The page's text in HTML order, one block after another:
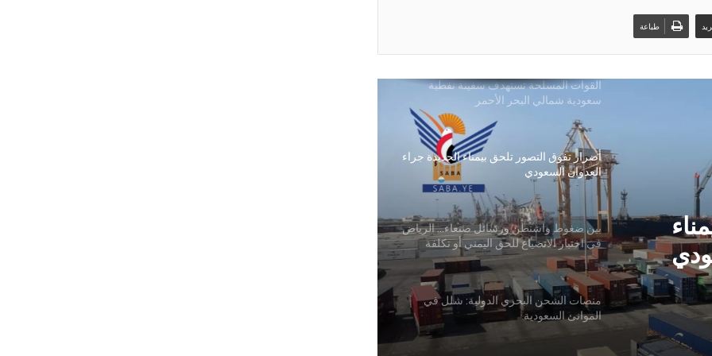
طباعة
أضرار تفوق التصور تلحق بيمناء الحديدة جراء
العدوان السعودي
بين ضغوط واشنطن ورسائل صنعاء… الرياض
في اختبار الانصياع للحق اليمني أو تكلفة
التصعيد
منصات الشحن البحري الدولية: شلل في
الموانئ السعودية
بحضور اتحاد القوى الشعبية .. منظمة انتصاف
تصدر تقريرا حقوقياً بعنوان “دماء بلا عدالة”